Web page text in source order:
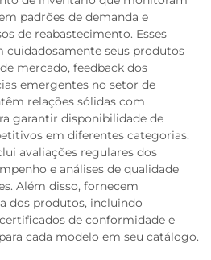
padrões de demanda e
de reabastecimento. Esses
cuidadosamente seus produtos
mercado, feedback dos
emergentes no setor de
relações sólidas com
garantir disponibilidade de
em diferentes categorias.
avaliações regulares dos
e análises de qualidade
Além disso, fornecem
dos produtos, incluindo
de conformidade e
cada modelo em seu catálogo.